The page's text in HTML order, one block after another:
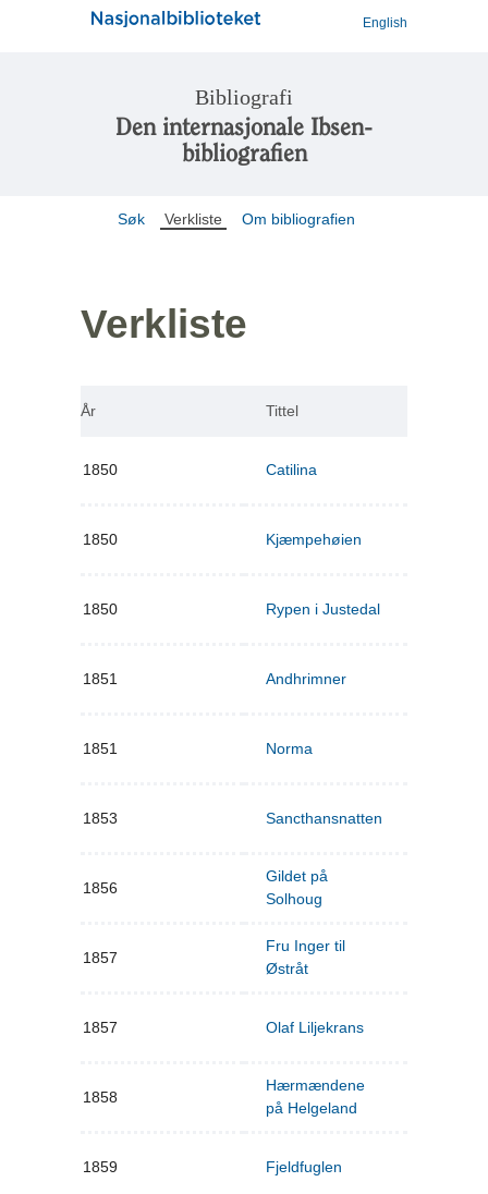
English
Bibliografi
Den internasjonale Ibsen-
bibliografien
Søk Verkliste Om bibliografien
Verkliste
År Tittel
1850 Catilina
1850 Kjæmpehøien
1850 Rypen i Justedal
1851 Andhrimner
1851 Norma
1853 Sancthansnatten
1856
Gildet på
Solhoug
1857
Fru Inger til
Østråt
1857 Olaf Liljekrans
1858
Hærmændene
på Helgeland
1859 Fjeldfuglen